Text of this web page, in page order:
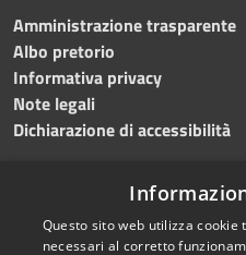
Amministrazione trasparente
Albo pretorio
Informativa privacy
Note legali
Dichiarazione di accessibilità
RSSQuesto sito web utilizza
necessari al corretto